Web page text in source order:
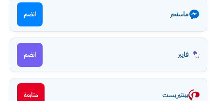
ماسنجر انضم
فايبر انضم
بينتيريست متابعة